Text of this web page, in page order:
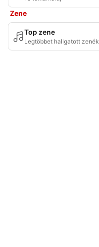
Zene
Top zene
Legtöbbet hallgatott zenék